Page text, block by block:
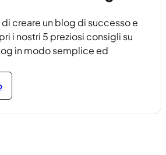
creare un blog di successo e
i nostri 5 preziosi consigli su
in modo semplice ed